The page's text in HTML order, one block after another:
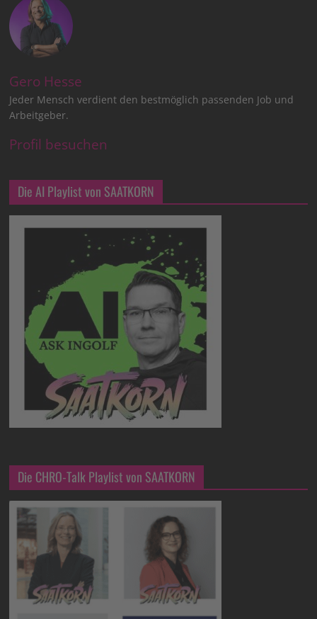
Gero Hesse
Jeder Mensch verdient den bestmöglich passenden Job und
Arbeitgeber.
Profil besuchen
Die AI Playlist von SAATKORN
Die CHRO-Talk Playlist von SAATKORN